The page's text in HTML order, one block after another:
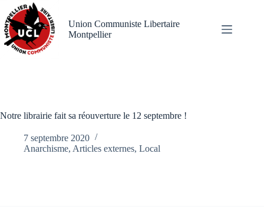
Passer
au
contenu
Union Communiste Libertaire
Montpellier
Notre librairie fait sa réouverture le 12 septembre !
7 septembre 2020
Anarchisme, Articles externes, Local